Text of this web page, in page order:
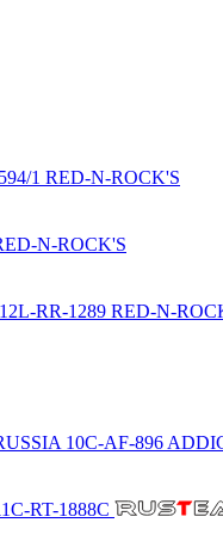
1 RED-N-ROCK'S
N-ROCK'S
RR-1289 RED-N-
10C-AF-896
RT-1888C